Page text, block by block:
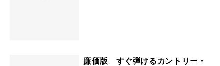
廉価版 すぐ弾けるカントリー・